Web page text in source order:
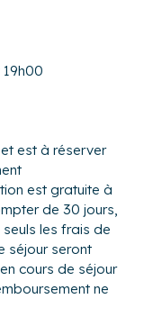
superposés (soit
d'eau attenante
double vasque,
un poêle à bois
: bouilloire
pain, lave-
est à réserver
est gratuite à
de 30 jours,
les frais de
séjour seront
cours de séjour
ne